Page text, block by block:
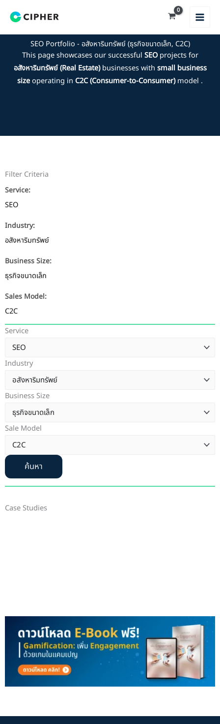
SEO Portfolio - อสังหาริมทรัพย์ (ธุรกิจขนาดเล็ก, C2C)
This page showcases our successful SEOprojects for
อสังหาริมทรัพย์ (Real Estate)businesses with small business
sizeoperating in C2C (Consumer-to-Consumer)model .
Filter Criteria
Service:
SEO
Industry:
อสังหาริมทรัพย์
Business Size:
ธุรกิจขนาดเล็ก
Sales Model:
C2C
Service
Industry
Business Size
Sale Model
ค้นหา
Case Studies